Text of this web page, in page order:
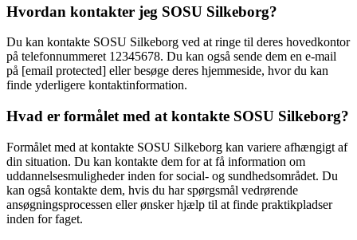
Hvordan kontakter jeg SOSU Silkeborg?
Du kan kontakte SOSU Silkeborg ved at ringe til deres hovedkontor
på telefonnummeret 12345678. Du kan også sende dem en e-mail
på [email protected] eller besøge deres hjemmeside, hvor du kan
finde yderligere kontaktinformation.
Hvad er formålet med at kontakte SOSU Silkeborg?
Formålet med at kontakte SOSU Silkeborg kan variere afhængigt af
din situation. Du kan kontakte dem for at få information om
uddannelsesmuligheder inden for social- og sundhedsområdet. Du
kan også kontakte dem, hvis du har spørgsmål vedrørende
ansøgningsprocessen eller ønsker hjælp til at finde praktikpladser
inden for faget.